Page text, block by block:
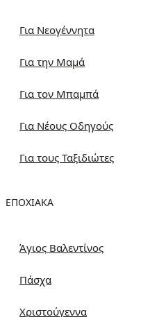
Για Νεογέννητα
Για την Μαμά
Για τον Μπαμπά
Για Νέους Οδηγούς
Για τους Ταξιδιώτες
ΕΠΟΧΙΑΚΆ
Άγιος Βαλεντίνος
Πάσχα
Χριστούγεννα